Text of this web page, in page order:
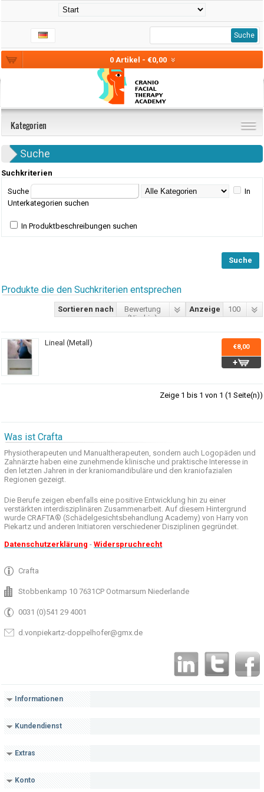
0 Artikel - €0,00
Suche
Kategorien
Suche
Suchkriterien
Suche
In
Unterkategorien suchen
In Produktbeschreibungen suchen
Produkte die den Suchkriterien entsprechen
Anzeige 100
Sortieren nach
Bewertung
(Niedrig)
Lineal (Metall) €8,00
Zeige 1 bis 1 von 1 (1 Seite(n))
Was ist Crafta
Physiotherapeuten und Manualtherapeuten, sondern auch Logopäden und
Zahnärzte haben eine zunehmende klinische und praktische Interesse in
den letzten Jahren in der kraniomandibuläre und den kraniofazialen
Regionen gezeigt.
Die Berufe zeigen ebenfalls eine positive Entwicklung hin zu einer
verstärkten interdisziplinären Zusammenarbeit. Auf diesem Hintergrund
wurde CRAFTA® (Schädelgesichtsbehandlung Academy) von Harry von
Piekartz und anderen Initiatoren verschiedener Disziplinen gegründet.
Datenschutzerklärung -Widerspruchrecht
Crafta
Stobbenkamp 10 7631CP Ootmarsum Niederlande
0031 (0)541 29 4001
d.vonpiekartz-doppelhofer@gmx.de
Informationen
Kundendienst
Extras
Konto